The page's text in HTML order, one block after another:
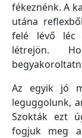
fékeznénk. A
utána
felé lévő léc
létrejön.
Az egyik jó
leguggolunk,
Szokták ezt
fogjuk meg